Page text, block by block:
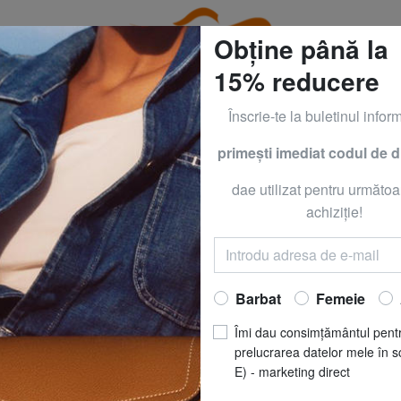
BRACCIALINI la - 50% | - 60% | - 70% Numai până
COLMAR
ORIGINALS
Acum să
REDUCERI
pret recomandat
Cel mai bun preț ultimele
Obține până la
15% reducere
Înscrie-te la buletinul
primeşti imediat codul de
dae utilizat pentru
achiziţie!
Barbat Femeie
Îmi dau consimțământul
prelucrarea datelor mele în
E) - marketing direct